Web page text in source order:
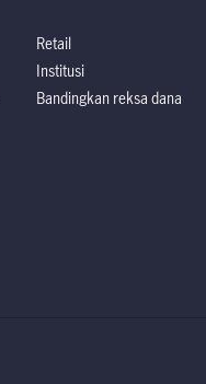
Retail
Institusi
Bandingkan reksa dana